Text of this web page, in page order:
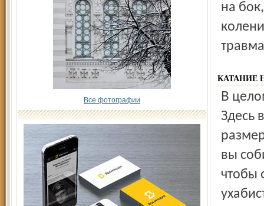
Все фотографии
на
КАТАНИЕ
В целом это наиболее безопасный вид зимних прогулок.
Здесь
вы
чтобы